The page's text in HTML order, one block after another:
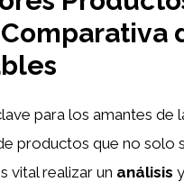
para los amantes de
productos que no solo
vital realizar un análisis